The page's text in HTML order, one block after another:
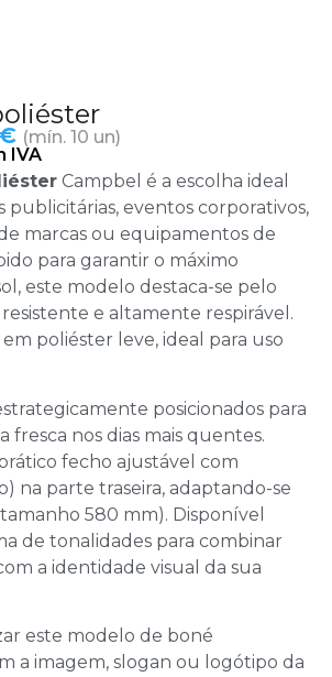
(mín. 10 un)
IVA
Campbel é a escolha ideal
publicitárias, eventos corporativos,
marcas ou equipamentos de
para garantir o máximo
este modelo destaca-se pelo
e altamente respirável.
em poliéster leve, ideal para uso
posicionados para
fresca nos dias mais quentes.
fecho ajustável com
na parte traseira, adaptando-se
580 mm). Disponível
de tonalidades para combinar
a identidade visual da sua
este modelo de boné
a imagem, slogan ou logótipo da